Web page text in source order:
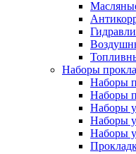
Наборы
Наборы
Наборы
Наборы
Наборы
Наборы